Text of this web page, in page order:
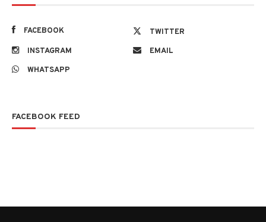
FACEBOOK
TWITTER
INSTAGRAM
EMAIL
WHATSAPP
FACEBOOK FEED